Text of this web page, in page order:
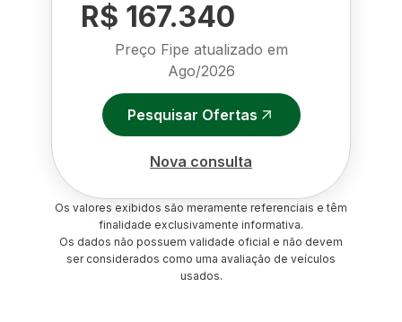
R$ 167.340
Preço Fipe atualizado em
Ago/2026
Pesquisar Ofertas
Nova consulta
Os valores exibidos são meramente referenciais e têm
finalidade exclusivamente informativa.
Os dados não possuem validade oficial e não devem
ser considerados como uma avaliação de veículos
usados.